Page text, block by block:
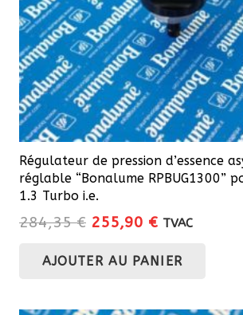
Régulateur de pression d’essence
réglable “Bonalume RPBUG1300”
1.3 Turbo i.e.
284,35€ Le
initial
255,90 €Le
actuel
TVAC
AJOUTER AU PANIER